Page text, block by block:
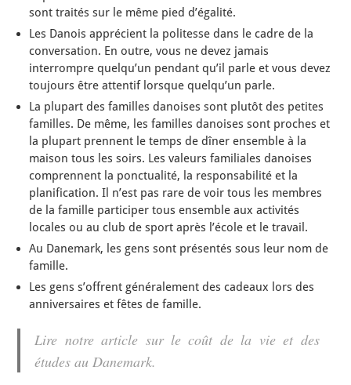
sont traités sur le même pied d’égalité.
Les Danois apprécient la politesse dans le cadre de la
conversation. En outre, vous ne devez jamais
interrompre quelqu’un pendant qu’il parle et vous devez
toujours être attentif lorsque quelqu’un parle.
La plupart des familles danoises sont plutôt des petites
familles. De même, les familles danoises sont proches et
la plupart prennent le temps de dîner ensemble à la
maison tous les soirs. Les valeurs familiales danoises
comprennent la ponctualité, la responsabilité et la
planification. Il n’est pas rare de voir tous les membres
de la famille participer tous ensemble aux activités
locales ou au club de sport après l’école et le travail.
Au Danemark, les gens sont présentés sous leur nom de
famille.
Les gens s’offrent généralement des cadeaux lors des
anniversaires et fêtes de famille.
Lire notre article sur le coût de la vie et des
études au Danemark.